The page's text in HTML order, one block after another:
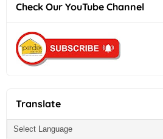
Check Our YouTube Channel
Translate